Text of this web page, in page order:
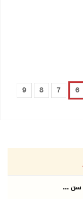
6
7
8
9